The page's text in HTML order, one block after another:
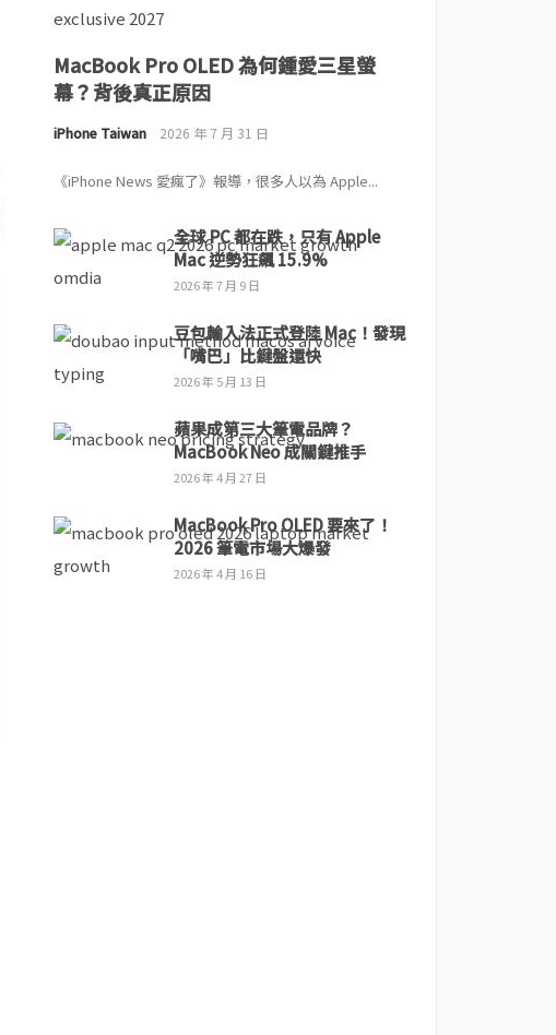
MacBook Pro OLED 為何鍾愛三星螢
幕？背後真正原因
iPhone Taiwan 2026 年 7 月 31 日
《iPhone News 愛瘋了》報導，很多人以為 Apple...
全球 PC 都在跌，只有 Apple
Mac 逆勢狂飆 15.9%
2026 年 7 月 9 日
豆包輸入法正式登陸 Mac！發現
「嘴巴」比鍵盤還快
2026 年 5 月 13 日
蘋果成第三大筆電品牌？
MacBook Neo 成關鍵推手
2026 年 4 月 27 日
MacBook Pro OLED 要來了！
2026 筆電市場大爆發
2026 年 4 月 16 日